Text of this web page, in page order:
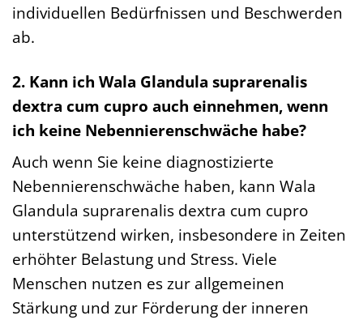
individuellen Bedürfnissen und Beschwerden
ab.
2. Kann ich Wala Glandula suprarenalis
dextra cum cupro auch einnehmen, wenn
ich keine Nebennierenschwäche habe?
Auch wenn Sie keine diagnostizierte
Nebennierenschwäche haben, kann Wala
Glandula suprarenalis dextra cum cupro
unterstützend wirken, insbesondere in Zeiten
erhöhter Belastung und Stress. Viele
Menschen nutzen es zur allgemeinen
Stärkung und zur Förderung der inneren